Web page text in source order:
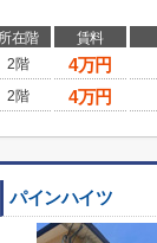
所在階 賃料
2階
4万円
2階
4万円
パインハイツ